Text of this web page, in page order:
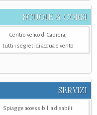
SCUOLE & CORSI
Centro velico di Caprera,
tutti i segreti di acqua e vento
SERVIZI
Spiagge accessibili a disabili: